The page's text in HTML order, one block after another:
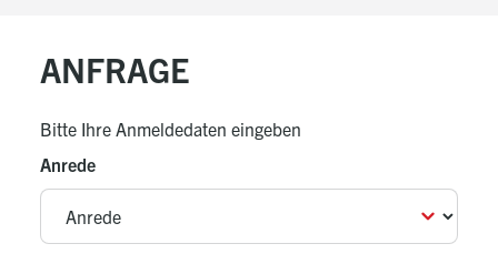
ANFRAGE
Bitte Ihre Anmeldedaten eingeben
Anrede